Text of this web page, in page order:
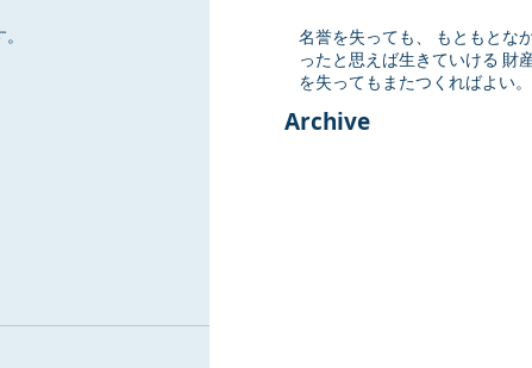
名誉を失っても、 もともとな
ったと思えば生きていける 財
を失ってもまたつくればよい。
る値打ちがない
Archive